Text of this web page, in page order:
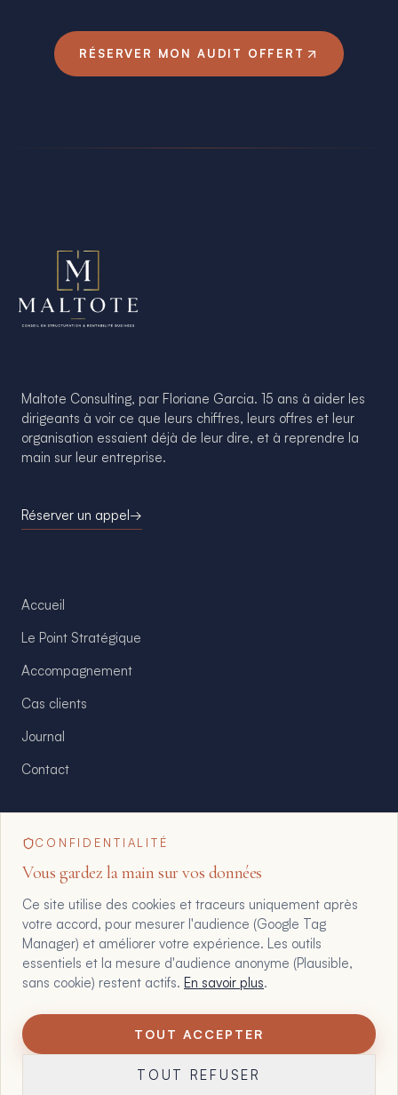
RÉSERVER MON AUDIT OFFERT
Maltote Consulting, par Floriane Garcia. 15 ans à aider les
dirigeants à voir ce que leurs chiffres, leurs offres et leur
organisation essaient déjà de leur dire, et à reprendre la
main sur leur entreprise.
Réserver un appel→
Accueil
Le Point Stratégique
Accompagnement
Cas clients
Journal
Contact
floriane@maltote-consult.fr
+33 6 07 25 61 61
WhatsApp direct
Maltote Consulting · Tous droits réservés
1
CONFIDENTIALITÉ
Vous gardez la main sur vos données
Ce site utilise des cookies et traceurs uniquement après
votre accord, pour mesurer l'audience (Google Tag
Manager) et améliorer votre expérience. Les outils
essentiels et la mesure d'audience anonyme (Plausible,
sans cookie) restent actifs. En savoir plus.
TOUT ACCEPTER
TOUT REFUSER